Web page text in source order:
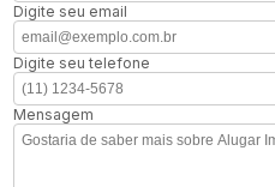
Digite seu email
Digite seu telefone
Mensagem